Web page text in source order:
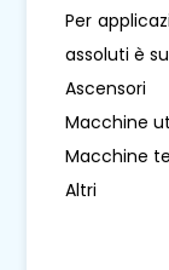
Per
assoluti è
Ascensori
Macchine
Macchine
Altri